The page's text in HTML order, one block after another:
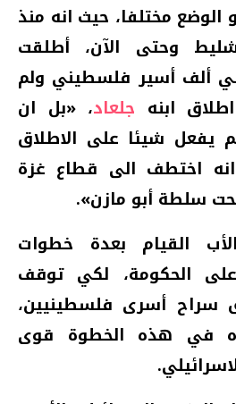
مختلفا، حيث انه منذ
وحتى الآن، أطلقت
ألف أسير فلسطيني ولم
ابنه جلعاد، «بل ان
يفعل شيئا على الاطلاق
اختطف الى قطاع غزة
سلطة أبو مازن».
القيام بعدة خطوات
الحكومة، لكي توقف
سراح أسرى فلسطينيين،
في هذه الخطوة قوى